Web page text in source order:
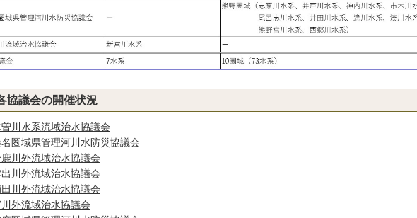
協議会の開催状況
川水系流域治水協議会
圏域県管理河川水防災協議会
川外流域治水協議会
川外流域治水協議会
川外流域治水協議会
外流域治水協議会